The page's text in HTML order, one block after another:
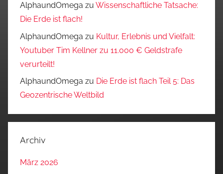
AlphaundOmega zu Wissenschaftliche Tatsache:
Die Erde ist flach!
AlphaundOmega zu Kultur, Erlebnis und Vielfalt:
Youtuber Tim Kellner zu 11.000 € Geldstrafe
verurteilt!
AlphaundOmega zu Die Erde ist flach Teil 5: Das
Geozentrische Weltbild
Archiv
März 2026